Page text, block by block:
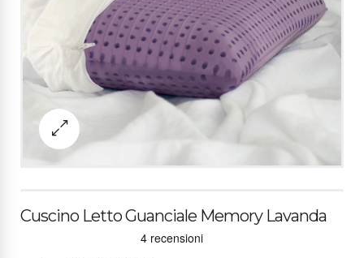
Cuscino Letto Guanciale Memory Lavanda